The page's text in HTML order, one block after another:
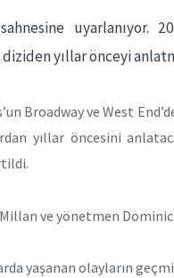
uyarlanıyor.
yıllar önceyi
Broadway ve West
yıllar öncesini
ve yönetmen
yaşanan olayların